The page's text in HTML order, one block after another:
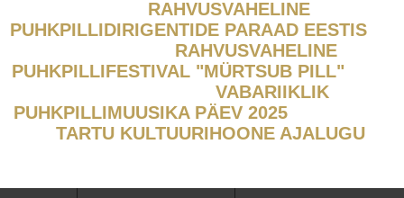
RAHVUSVAHELINE
PUHKPILLIDIRIGENTIDE PARAAD EESTIS
RAHVUSVAHELINE
PUHKPILLIFESTIVAL "MÜRTSUB PILL"
VABARIIKLIK
PUHKPILLIMUUSIKA PÄEV 2025
TARTU KULTUURIHOONE AJALUGU